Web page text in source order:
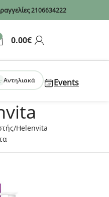
2106634222
0.00€
Αντηλιακά Events
Helenvita